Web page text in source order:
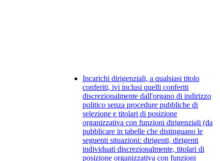
Incarichi dirigenziali, a qualsiasi titolo
conferiti, ivi inclusi quelli conferiti
discrezionalmente dall'organo di indirizzo
politico senza procedure pubbliche di
selezione e titolari di posizione
organizzativa con funzioni dirigenziali (da
pubblicare in tabelle che distinguano le
seguenti situazioni: dirigenti, dirigenti
individuati discrezionalmente, titolari di
posizione organizzativa con funzioni